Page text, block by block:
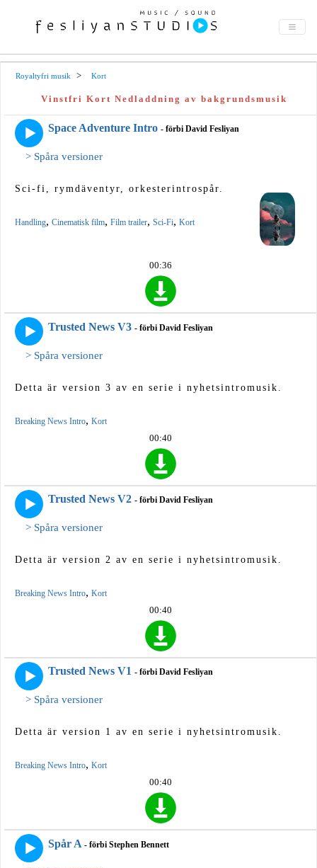
Royaltyfri musik Kort
Vinstfri Kort Nedladdning av bakgrundsmusik
Space Adventure Intro - förbi David Fesliyan
> Spåra versioner
Sci-fi, rymdäventyr, orkesterintrospår.
Handling, Cinematisk film, Film trailer, Sci-Fi, Kort
00:36
Trusted News V3 - förbi David Fesliyan
> Spåra versioner
Detta är version 3 av en serie i nyhetsintromusik.
Breaking News Intro, Kort
00:40
Trusted News V2 - förbi David Fesliyan
> Spåra versioner
Detta är version 2 av en serie i nyhetsintromusik.
Breaking News Intro, Kort
00:40
Trusted News V1 - förbi David Fesliyan
> Spåra versioner
Detta är version 1 av en serie i nyhetsintromusik.
Breaking News Intro, Kort
00:40
Spår A - förbi Stephen Bennett